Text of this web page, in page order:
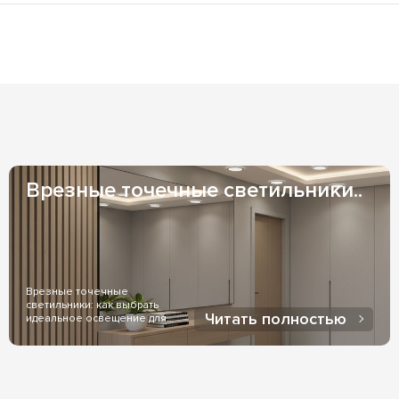
свечения самостоятельно.
3 дня и зависят от Вашего местоположения. Если же
Врезные точечные светильники..
Врезные точечные
светильники: как выбрать
идеальное освещение для
Читать полностью